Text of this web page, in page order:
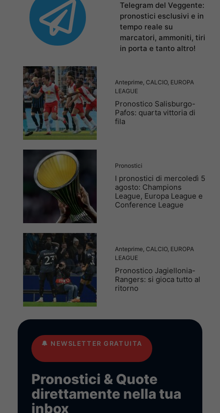
Telegram del Veggente:
pronostici esclusivi e in
tempo reale su
marcatori, ammoniti, tiri
in porta e tanto altro!
Anteprime CALCIO, EUROPA
LEAGUE
Pronostico Salisburgo-
Pafos: quarta vittoria di
fila
Pronostici
I pronostici di mercoledì 5
agosto: Champions
League, Europa League e
Conference League
Anteprime CALCIO, EUROPA
LEAGUE
Pronostico Jagiellonia-
Rangers: si gioca tutto al
ritorno
🔔 NEWSLETTER GRATUITA
Pronostici & Quote
direttamente nella tua
inbox